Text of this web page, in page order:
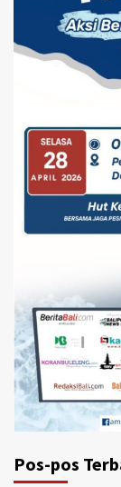
Pos-pos